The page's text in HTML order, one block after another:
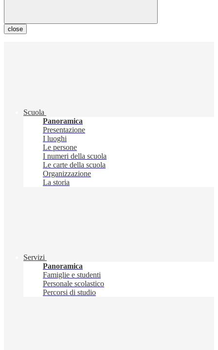
close
Scuola
Panoramica
Presentazione
I luoghi
Le persone
I numeri della scuola
Le carte della scuola
Organizzazione
La storia
Servizi
Panoramica
Famiglie e studenti
Personale scolastico
Percorsi di studio